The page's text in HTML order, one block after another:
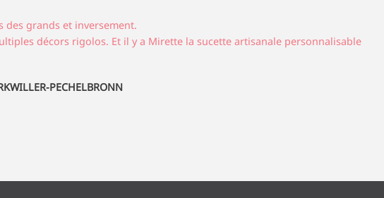
des grands et inversement.
décors rigolos. Et il y a Mirette la sucette artisanale personnalisable
PECHELBRONN